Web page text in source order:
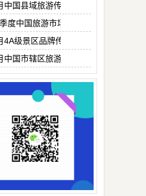
国县域旅游传播力榜单
度中国旅游市场分析报告
级景区品牌传播力200强榜单
国市辖区旅游传播力榜单